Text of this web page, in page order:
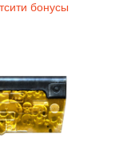
бонусы